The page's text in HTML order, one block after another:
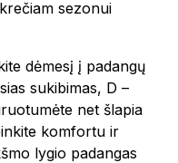
sezonui
dėmesį į padangų
sukibimas, D –
net šlapia
komfortu ir
lygio padangas